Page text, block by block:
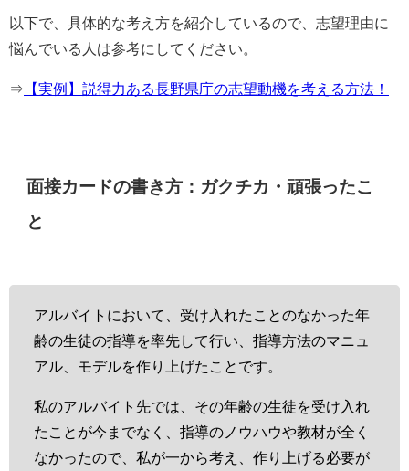
以下で、具体的な考え方を紹介しているので、志望理由に
悩んでいる人は参考にしてください。
⇒ 【実例】説得力ある長野県庁の志望動機を考える方法！
面接カードの書き方：ガクチカ・頑張ったこ
と
アルバイトにおいて、受け入れたことのなかった年
齢の生徒の指導を率先して行い、指導方法のマニュ
アル、モデルを作り上げたことです。
私のアルバイト先では、その年齢の生徒を受け入れ
たことが今までなく、指導のノウハウや教材が全く
なかったので、私が一から考え、作り上げる必要が